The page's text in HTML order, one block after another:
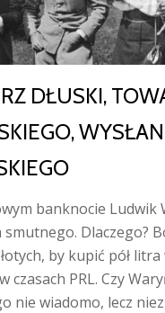
DŁUSKI,
banknocie Ludwik
smutnego. Dlaczego?
by kupić pół litra
czasach PRL. Czy
nie wiadomo, lecz